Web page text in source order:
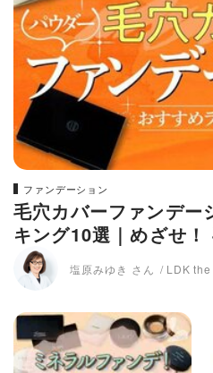
ファンデーション
毛穴カバーファンデー
キング10選｜めざせ
塩原みゆき さん LDK